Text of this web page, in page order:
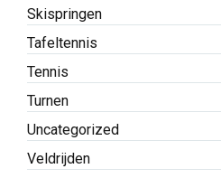
Skispringen
Tafeltennis
Tennis
Turnen
Uncategorized
Veldrijden